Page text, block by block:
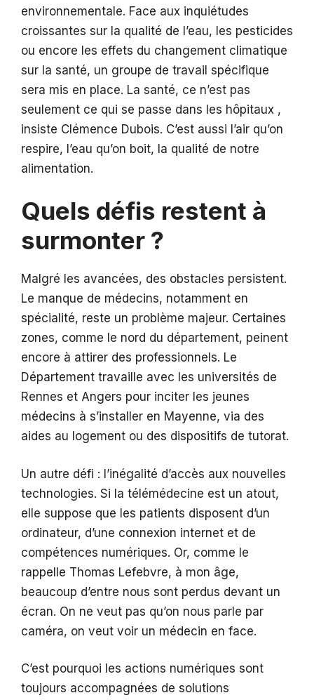
environnementale. Face aux inquiétudes
croissantes sur la qualité de l’eau, les pesticides
ou encore les effets du changement climatique
sur la santé, un groupe de travail spécifique
sera mis en place. La santé, ce n’est pas
seulement ce qui se passe dans les hôpitaux ,
insiste Clémence Dubois. C’est aussi l’air qu’on
respire, l’eau qu’on boit, la qualité de notre
alimentation.
Quels défis restent à
surmonter ?
Malgré les avancées, des obstacles persistent.
Le manque de médecins, notamment en
spécialité, reste un problème majeur. Certaines
zones, comme le nord du département, peinent
encore à attirer des professionnels. Le
Département travaille avec les universités de
Rennes et Angers pour inciter les jeunes
médecins à s’installer en Mayenne, via des
aides au logement ou des dispositifs de tutorat.
Un autre défi : l’inégalité d’accès aux nouvelles
technologies. Si la télémédecine est un atout,
elle suppose que les patients disposent d’un
ordinateur, d’une connexion internet et de
compétences numériques. Or, comme le
rappelle Thomas Lefebvre, à mon âge,
beaucoup d’entre nous sont perdus devant un
écran. On ne veut pas qu’on nous parle par
caméra, on veut voir un médecin en face.
C’est pourquoi les actions numériques sont
toujours accompagnées de solutions